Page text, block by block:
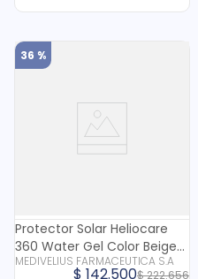
36 %
Protector Solar Heliocare
360 Water Gel Color Beige
Spf 50+ X 50 Gr
MEDIVELIUS FARMACEUTICA S.A
$222.656
$ 142.500